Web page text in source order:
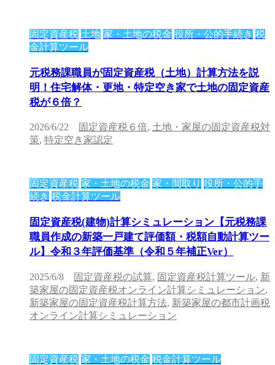
固定資産税 土地 家・土地の税金 役所・公的手続き 税
金計算ツール
元税務課職員が固定資産税（土地）計算方法を説
明！住宅解体・更地・特定空き家で土地の固定資産
税が６倍？
2026/6/22 固定資産税６倍, 土地・家屋の固定資産税対
策, 特定空き家認定
固定資産税 家・土地の税金 家・間取り 役所・公的手
続き 税金計算ツール
固定資産税(建物)計算シミュレーション【元税務課
職員作成の新築一戸建て評価額・税額自動計算ツー
ル】令和３年評価基準（令和５年補正Ver）
2025/6/8 固定資産税の試算, 固定資産税計算ツール, 新
築家屋の固定資産税オンライン計算シミュレーション,
新築家屋の固定資産税計算方法, 新築家屋の都市計画税
オンライン計算シミュレーション
固定資産税 家・土地の税金 税金計算ツール